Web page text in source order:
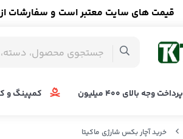
قیمت های سایت معتبر است و سفارشات
پرداخت وجه بالای 400 میلیون کمپینگ و
خرید آچار بکس شارژی ماکیتا